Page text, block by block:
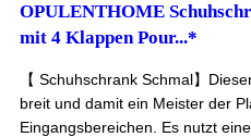
OPULENTHOME
mit 4 Klappen Pour...*
【 Schuhschrank Schmal】
breit und damit ein Meister der
Eingangsbereichen. Es nutzt